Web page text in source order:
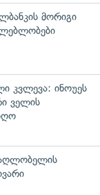
მორიგი
კვლევა: ინოუეს
ველის